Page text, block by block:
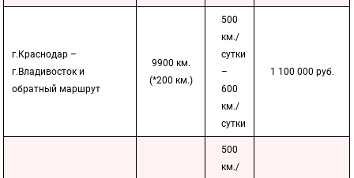
г.Краснодар –
г.Владивосток и
обратный маршрут
9900 км.
(*200 км.)
500
км./
сутки
–
600
км./
сутки
1 100 000 руб.
500
км./